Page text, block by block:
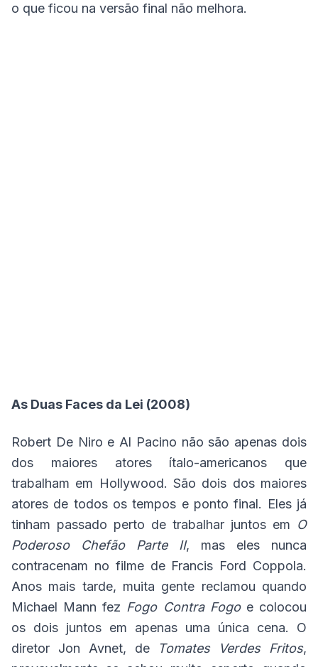
o que ficou na versão final não melhora.
As Duas Faces da Lei (2008)
Robert De Niro e Al Pacino não são apenas dois
dos maiores atores ítalo-americanos que
trabalham em Hollywood. São dois dos maiores
atores de todos os tempos e ponto final. Eles já
tinham passado perto de trabalhar juntos em O
Poderoso Chefão Parte II, mas eles nunca
contracenam no filme de Francis Ford Coppola.
Anos mais tarde, muita gente reclamou quando
Michael Mann fez Fogo Contra Fogo e colocou
os dois juntos em apenas uma única cena. O
diretor Jon Avnet, de
Tomates Verdes Fritos,